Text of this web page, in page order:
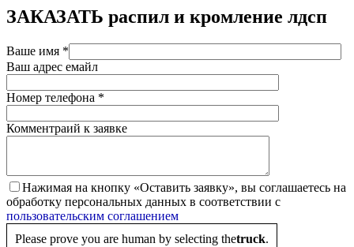
ЗАКАЗАТЬ распил и кромление лдсп
Ваше имя *
Ваш адрес емайл
Номер телефона *
Комментраий к заявке
Нажимая на кнопку «Оставить заявку», вы соглашаетесь на
обработку персональных данных в соответствии с
пользовательским соглашением
Please prove you are human by selecting thetruck.